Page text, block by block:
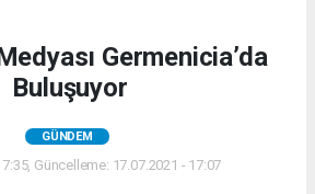
Germenicia’da
Buluşuyor
GÜNDEM
Güncelleme: 17.07.2021 - 17:07